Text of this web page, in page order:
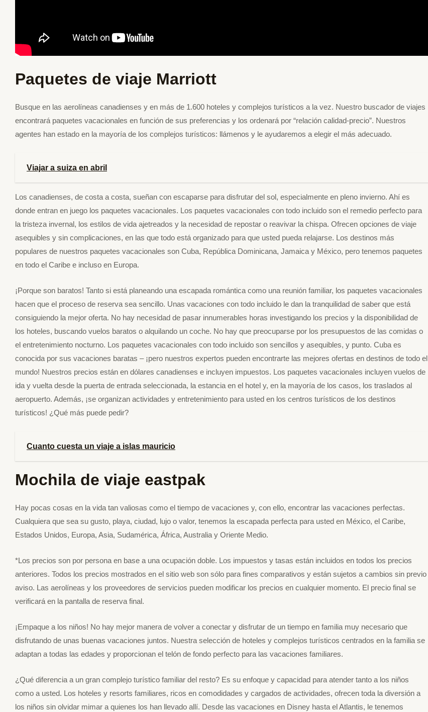
Paquetes de viaje Marriott
Busque en las aerolíneas canadienses y en más de 1.600 hoteles y complejos turísticos a la vez. Nuestro buscador de viajes
encontrará paquetes vacacionales en función de sus preferencias y los ordenará por “relación calidad-precio”. Nuestros
agentes han estado en la mayoría de los complejos turísticos: llámenos y le ayudaremos a elegir el más adecuado.
Viajar a suiza en abril
Los canadienses, de costa a costa, sueñan con escaparse para disfrutar del sol, especialmente en pleno invierno. Ahí es
donde entran en juego los paquetes vacacionales. Los paquetes vacacionales con todo incluido son el remedio perfecto para
la tristeza invernal, los estilos de vida ajetreados y la necesidad de repostar o reavivar la chispa. Ofrecen opciones de viaje
asequibles y sin complicaciones, en las que todo está organizado para que usted pueda relajarse. Los destinos más
populares de nuestros paquetes vacacionales son Cuba, República Dominicana, Jamaica y México, pero tenemos paquetes
en todo el Caribe e incluso en Europa.
¡Porque son baratos! Tanto si está planeando una escapada romántica como una reunión familiar, los paquetes vacacionales
hacen que el proceso de reserva sea sencillo. Unas vacaciones con todo incluido le dan la tranquilidad de saber que está
consiguiendo la mejor oferta. No hay necesidad de pasar innumerables horas investigando los precios y la disponibilidad de
los hoteles, buscando vuelos baratos o alquilando un coche. No hay que preocuparse por los presupuestos de las comidas o
el entretenimiento nocturno. Los paquetes vacacionales con todo incluido son sencillos y asequibles, y punto. Cuba es
conocida por sus vacaciones baratas – ¡pero nuestros expertos pueden encontrarte las mejores ofertas en destinos de todo el
mundo! Nuestros precios están en dólares canadienses e incluyen impuestos. Los paquetes vacacionales incluyen vuelos de
ida y vuelta desde la puerta de entrada seleccionada, la estancia en el hotel y, en la mayoría de los casos, los traslados al
aeropuerto. Además, ¡se organizan actividades y entretenimiento para usted en los centros turísticos de los destinos
turísticos! ¿Qué más puede pedir?
Cuanto cuesta un viaje a islas mauricio
Mochila de viaje eastpak
Hay pocas cosas en la vida tan valiosas como el tiempo de vacaciones y, con ello, encontrar las vacaciones perfectas.
Cualquiera que sea su gusto, playa, ciudad, lujo o valor, tenemos la escapada perfecta para usted en México, el Caribe,
Estados Unidos, Europa, Asia, Sudamérica, África, Australia y Oriente Medio.
*Los precios son por persona en base a una ocupación doble. Los impuestos y tasas están incluidos en todos los precios
anteriores. Todos los precios mostrados en el sitio web son sólo para fines comparativos y están sujetos a cambios sin previo
aviso. Las aerolíneas y los proveedores de servicios pueden modificar los precios en cualquier momento. El precio final se
verificará en la pantalla de reserva final.
¡Empaque a los niños! No hay mejor manera de volver a conectar y disfrutar de un tiempo en familia muy necesario que
disfrutando de unas buenas vacaciones juntos. Nuestra selección de hoteles y complejos turísticos centrados en la familia se
adaptan a todas las edades y proporcionan el telón de fondo perfecto para las vacaciones familiares.
¿Qué diferencia a un gran complejo turístico familiar del resto? Es su enfoque y capacidad para atender tanto a los niños
como a usted. Los hoteles y resorts familiares, ricos en comodidades y cargados de actividades, ofrecen toda la diversión a
los niños sin olvidar mimar a quienes los han llevado allí. Desde las vacaciones en Disney hasta el Atlantis, le tenemos